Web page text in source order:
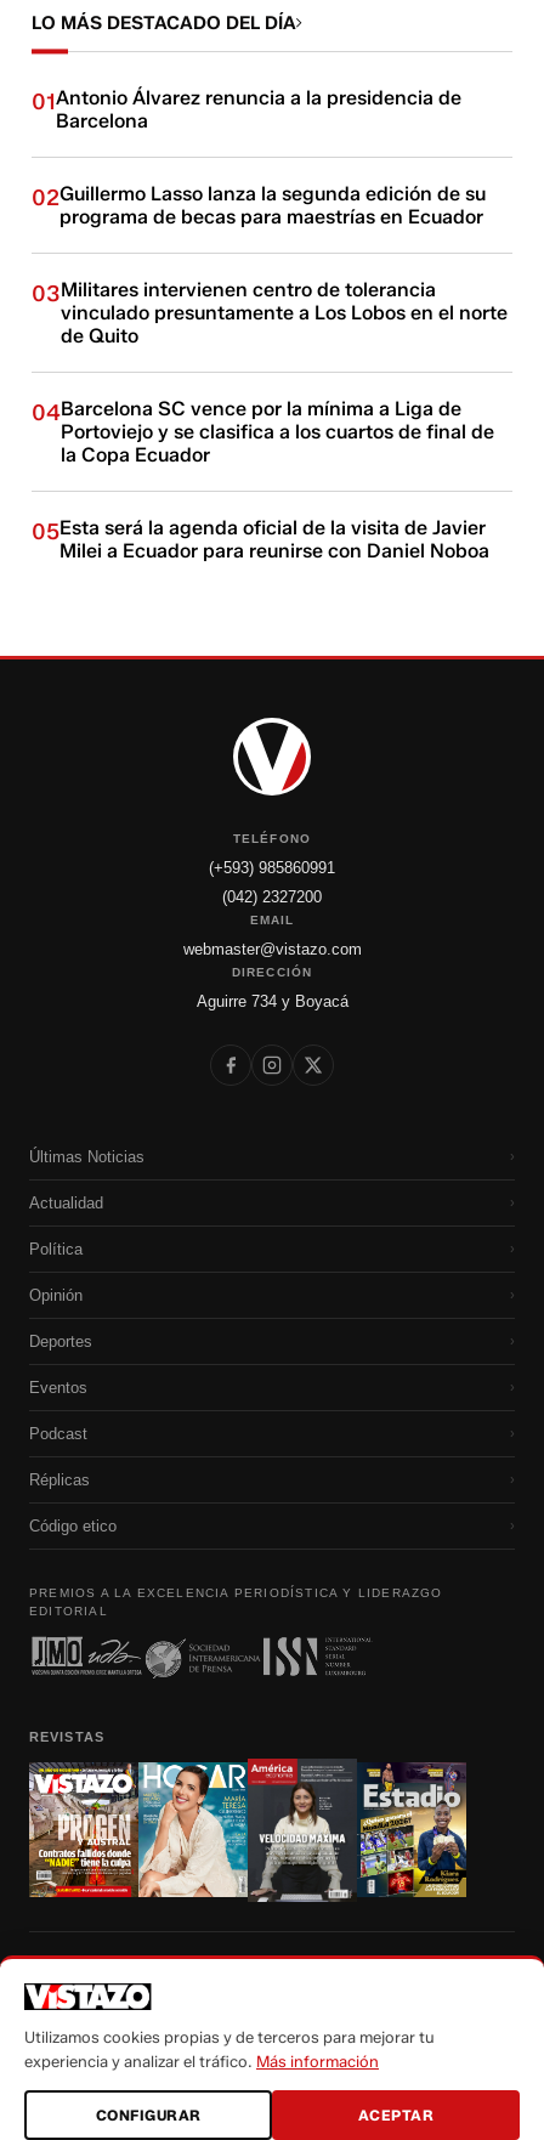
LO MÁS DESTACADO DEL DÍA
01Antonio Álvarez renuncia a la presidencia de
Barcelona
02Guillermo Lasso lanza la segunda edición de su
programa de becas para maestrías en Ecuador
03Militares intervienen centro de tolerancia
vinculado presuntamente a Los Lobos en el norte
de Quito
04Barcelona SC vence por la mínima a Liga de
Portoviejo y se clasifica a los cuartos de final de
la Copa Ecuador
05Esta será la agenda oficial de la visita de Javier
Milei a Ecuador para reunirse con Daniel Noboa
TELÉFONO
(+593) 985860991
(042) 2327200
EMAIL
webmaster@vistazo.com
DIRECCIÓN
Aguirre 734 y Boyacá
Últimas Noticias ›
Actualidad ›
Política ›
Opinión ›
Deportes ›
Eventos ›
Podcast ›
Réplicas ›
Código etico ›
PREMIOS A LA EXCELENCIA PERIODÍSTICA Y LIDERAZGO
EDITORIAL
REVISTAS
autorización escrita de su titular, de todos los contenidos de Vistazo.com.
Utilizamos cookies propias y de terceros para mejorar tu
experiencia y analizar el tráfico. Más información
CONFIGURAR ACEPTAR